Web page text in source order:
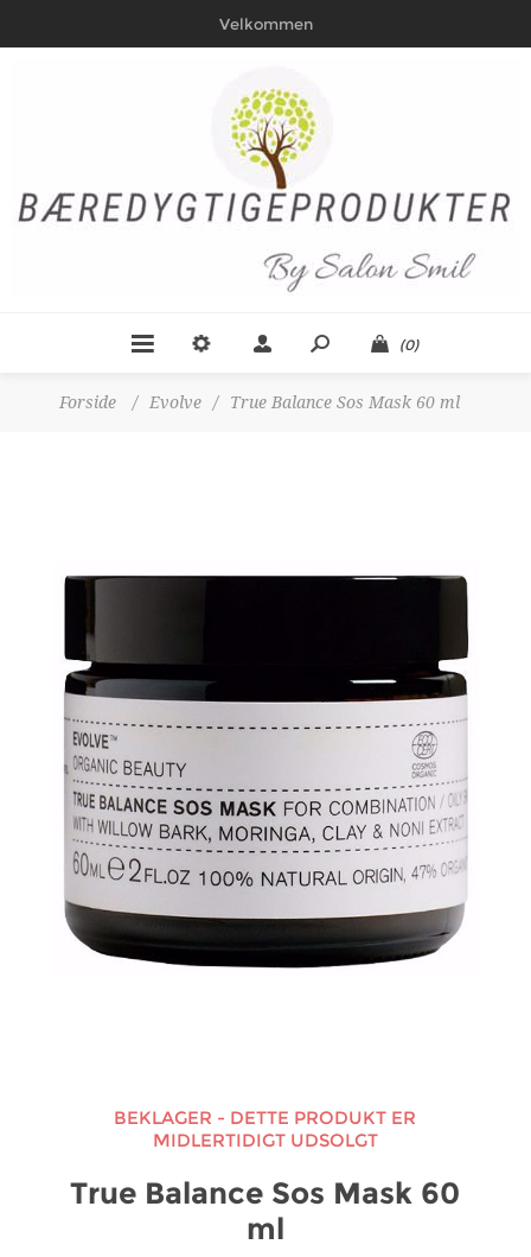
Velkommen
(0)
Forside / Evolve / True Balance Sos Mask 60 ml
BEKLAGER - DETTE PRODUKT ER
MIDLERTIDIGT UDSOLGT
True Balance Sos Mask 60
ml